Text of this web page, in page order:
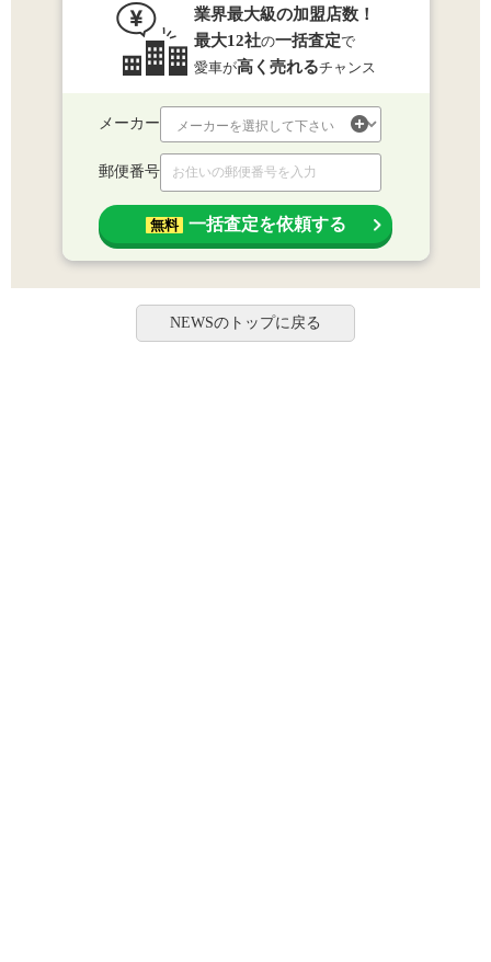
業界最大級の加盟店数！
最大12社の一括査定で
愛車が高く売れるチャンス
メーカー
郵便番号
無料 一括査定を依頼する
NEWSのトップに戻る